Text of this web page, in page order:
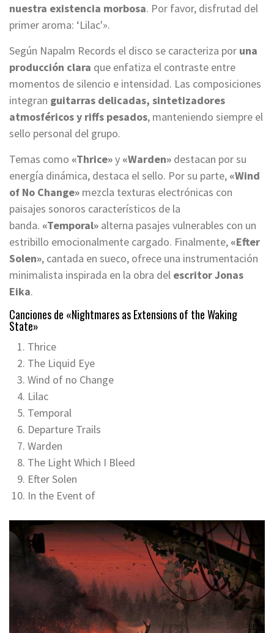
nuestra existencia morbosa. Por favor, disfrutad del
primer aroma: ‘Lilac'».
Según Napalm Records el disco se caracteriza por una
producción clara que enfatiza el contraste entre
momentos de silencio e intensidad. Las composiciones
integran guitarras delicadas, sintetizadores
atmosféricos y riffs pesados, manteniendo siempre el
sello personal del grupo.
Temas como «Thrice»y «Warden» destacan por su
energía dinámica, destaca el sello. Por su parte, «Wind
of No Change» mezcla texturas electrónicas con
paisajes sonoros característicos de la
banda. «Temporal» alterna pasajes vulnerables con un
estribillo emocionalmente cargado. Finalmente, «Efter
Solen», cantada en sueco, ofrece una instrumentación
minimalista inspirada en la obra del escritor Jonas
Eika.
Canciones de «Nightmares as Extensions of the Waking
State»
Thrice
The Liquid Eye
Wind of no Change
Lilac
Temporal
Departure Trails
Warden
The Light Which I Bleed
Efter Solen
In the Event of